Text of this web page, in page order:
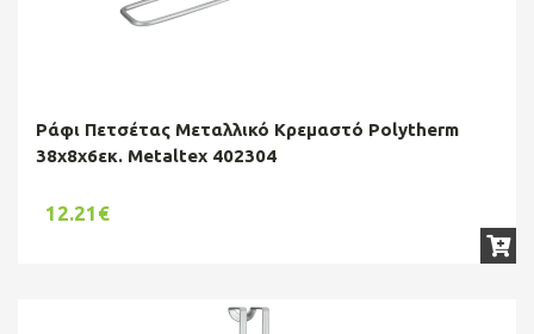
Ράφι Πετσέτας Μεταλλικό Κρεμαστό Polytherm
38x8x6εκ. Metaltex 402304
12.21€